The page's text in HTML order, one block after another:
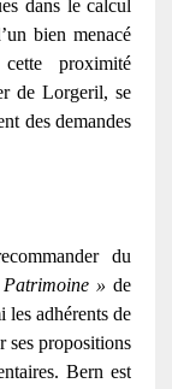
dans le calcul
bien menacé
proximité
de Lorgeril, se
des demandes
du
» de
les adhérents de
ses propositions
Bern est